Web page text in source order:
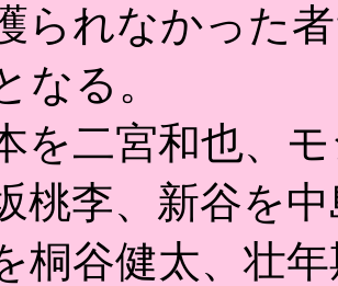
られなかった
なる。
を二宮和也、
桃李、新谷を
桐谷健太、壮